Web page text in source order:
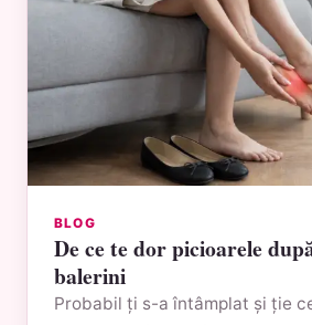
BLOG
De ce te dor picioarele
balerini
Probabil ți s-a întâmplat și ție